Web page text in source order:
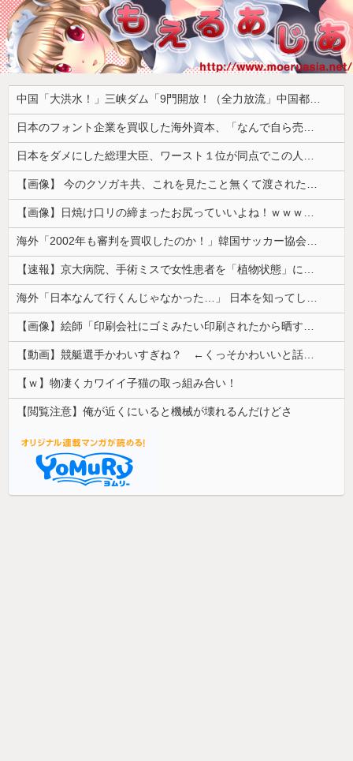
中国「大洪水！」三峡ダム「9門開放！（全力放流」中国都市「三峡沿線の道路水没」中国政府「高速道路封鎖！」中国ダム「緊急放流に合わせて開門（土砂崩れ発生」→
日本のフォント企業を買収した海外資本、「なんで自ら売上ゼロにするようなことするの」とドン引きするような方針転換を……
日本をダメにした総理大臣、ワースト１位が同点でこの人ｗｗｗｗｗｗ
【画像】 今のクソガキ共、これを見たこと無くて渡されたらパニクるらしいｗｗｗｗｗｗｗｗｗｗｗｗｗ
【画像】日焼け口リの締まったお尻っていいよね！ｗｗｗｗｗ
海外「2002年も審判を買収したのか！」韓国サッカー協会による国際試合の審判買収が発覚し大騒ぎ！【海外の反応】
【速報】京大病院、手術ミスで女性患者を「植物状態」にしてしまう・・・
海外「日本なんて行くんじゃなかった…」 日本を知ってしまったディズニー信者、帰国後『本家』に失望する事態に
【画像】絵師「印刷会社にゴミみたい印刷されたから晒すわ」→お前がクレーマーだと大炎上
【動画】競艇選手かわいすぎね？ ←くっそかわいいと話題にｗｗｗ 【Pickup07092031】
【ｗ】物凄くカワイイ子猫の取っ組み合い！
【閲覧注意】俺が近くにいると機械が壊れるんだけどさ